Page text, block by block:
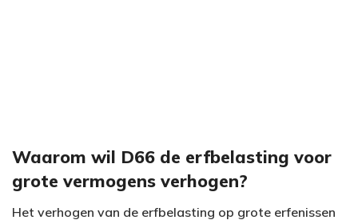
Waarom wil D66 de erfbelasting voor
grote vermogens verhogen?
Het verhogen van de erfbelasting op grote erfenissen